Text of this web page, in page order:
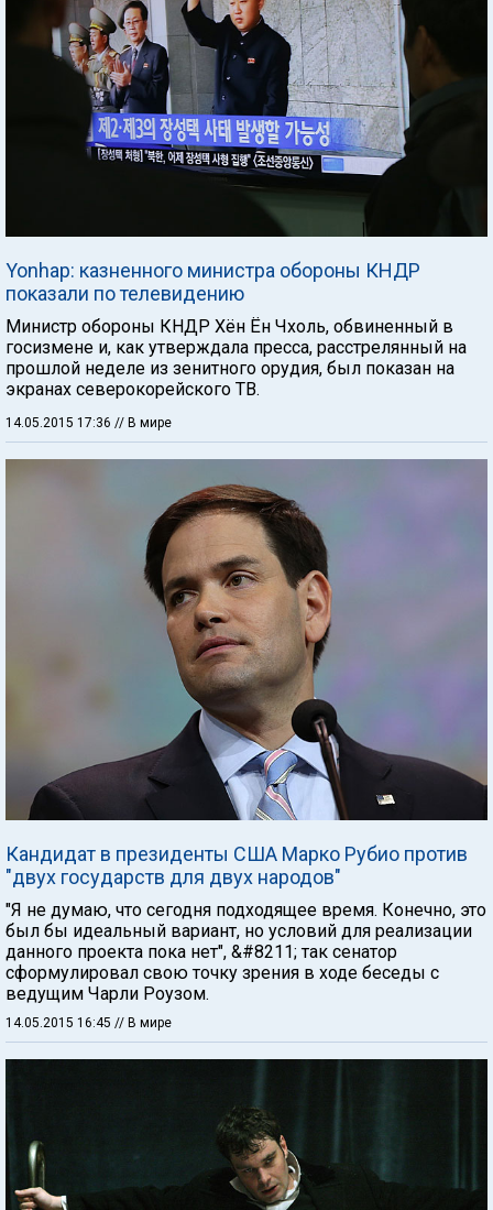
Yonhap: казненного министра обороны КНДР
показали по телевидению
Министр обороны КНДР Хён Ён Чхоль, обвиненный в
госизмене и, как утверждала пресса, расстрелянный на
прошлой неделе из зенитного орудия, был показан на
экранах северокорейского ТВ.
14.05.2015 17:36 // В мире
Кандидат в президенты США Марко Рубио против
"двух государств для двух народов"
"Я не думаю, что сегодня подходящее время. Конечно, это
был бы идеальный вариант, но условий для реализации
данного проекта пока нет", &#8211; так сенатор
сформулировал свою точку зрения в ходе беседы с
ведущим Чарли Роузом.
14.05.2015 16:45 // В мире